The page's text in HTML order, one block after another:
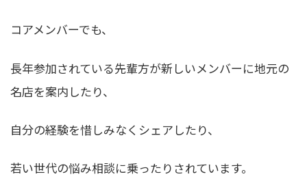
コアメンバーでも、
長年参加されている先輩方が新しいメンバーに地元の
名店を案内したり、
自分の経験を惜しみなくシェアしたり、
若い世代の悩み相談に乗ったりされています。